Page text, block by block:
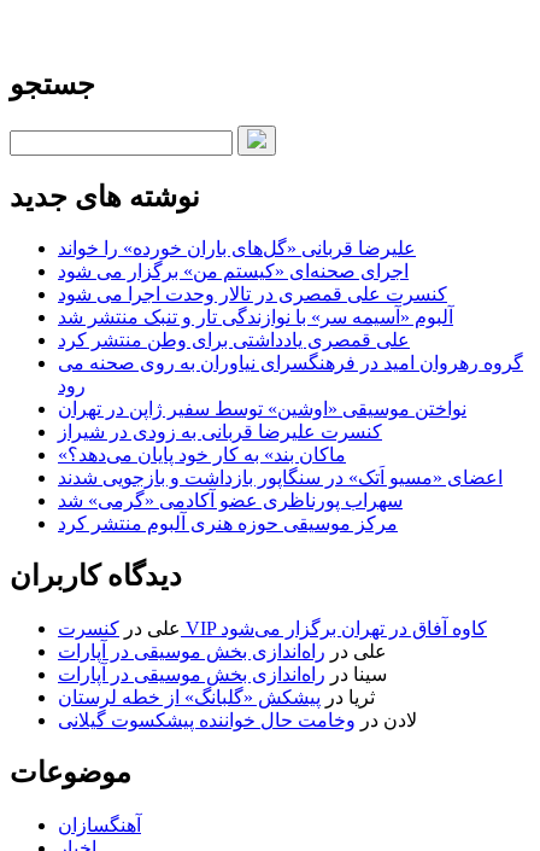
جستجو
نوشته های جدید
علیرضا قربانی «گل‌های باران خورده» را خواند
اجرای صحنه‌ای «کیستم من» برگزار می شود
کنسرت علی قمصری در تالار وحدت اجرا می شود
آلبوم «آسیمه سر» با نوازندگی تار و تنبک منتشر شد
علی قمصری یادداشتی برای وطن منتشر کرد
گروه رهروان امید در فرهنگسرای نیاوران به روی صحنه می
رود
نواختن موسیقی «اوشین» توسط سفیر ژاپن در تهران
کنسرت علیرضا قربانی به زودی در شیراز
«ماکان بند» به کار خود پایان می‌دهد؟
اعضای «مسیو اَتک» در سنگاپور بازداشت و بازجویی شدند
سهراب پورناظری عضو آکادمی «گرمی» شد
مرکز موسیقی حوزه هنری آلبوم منتشر کرد
دیدگاه کاربران
علی در
کنسرت VIP کاوه آفاق در تهران برگزار می‌شود
علی در راه‌اندازی بخش موسیقی در آپارات
سینا در راه‌اندازی بخش موسیقی در آپارات
ثریا در پیشکش «گلبانگ» از خطه لرستان
لادن در وخامت حال خواننده پیشکسوت گیلانی
موضوعات
آهنگسازان